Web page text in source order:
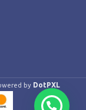
by DotPXL